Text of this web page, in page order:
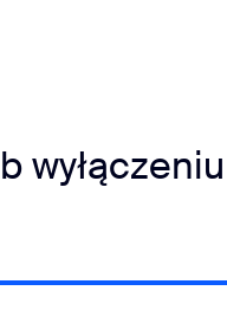
wyłączeniu